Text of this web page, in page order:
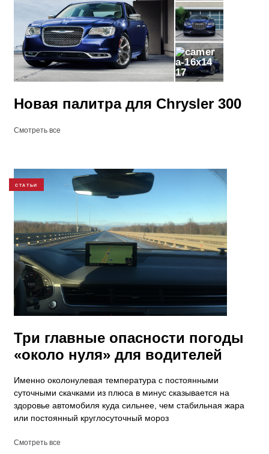
17
Новая палитра для Chrysler 300
Смотреть все
СТАТЬИ
Три главные опасности погоды
«около нуля» для водителей
Именно околонулевая температура с постоянными
суточными скачками из плюса в минус сказывается на
здоровье автомобиля куда сильнее, чем стабильная жара
или постоянный круглосуточный мороз
Смотреть все